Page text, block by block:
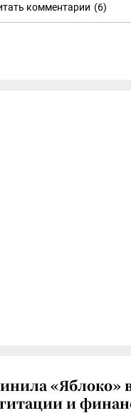
комментарии (6)
«Яблоко»
и